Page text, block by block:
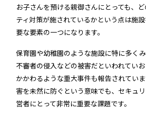
お子さんを預ける親御さんにとっても、
ティ対策が施されているかという点は施
要な要素の一つになります。
保育園や幼稚園のような施設に特に多く
不審者の侵入などの被害だといわれてい
かかわるような重大事件も報告されてい
害を未然に防ぐという意味でも、セキュ
営者にとって非常に重要な課題です。
機能
機能トップ
ユニバーサルアクセスキー＆かぎ
パス
システム連携
システム連携トップ
製品情報